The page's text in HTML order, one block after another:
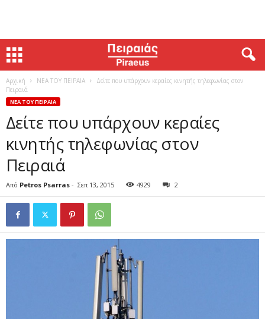
Αρχική ΝΕΑ ΤΟΥ ΠΕΙΡΑΙΑ
Δείτε που υπάρχουν κεραίες κινητής τηλεφωνίας στον
Πειραιά
ΝΕΑ ΤΟΥ ΠΕΙΡΑΙΑ
Δείτε που υπάρχουν κεραίες
κινητής τηλεφωνίας στον
Πειραιά
Από Petros Psarras - Σεπ 13, 2015 4929 2